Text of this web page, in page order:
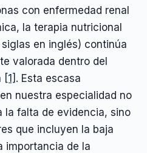
con enfermedad renal
la terapia nutricional
en inglés) continúa
valorada dentro del
[1] . Esta escasa
nuestra especialidad no
la falta de evidencia, sino
que incluyen la baja
importancia de la